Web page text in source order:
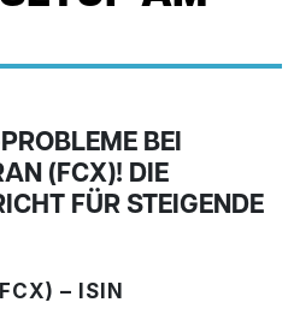
BEI
(FCX)! DIE
FÜR STEIGENDE
– ISIN